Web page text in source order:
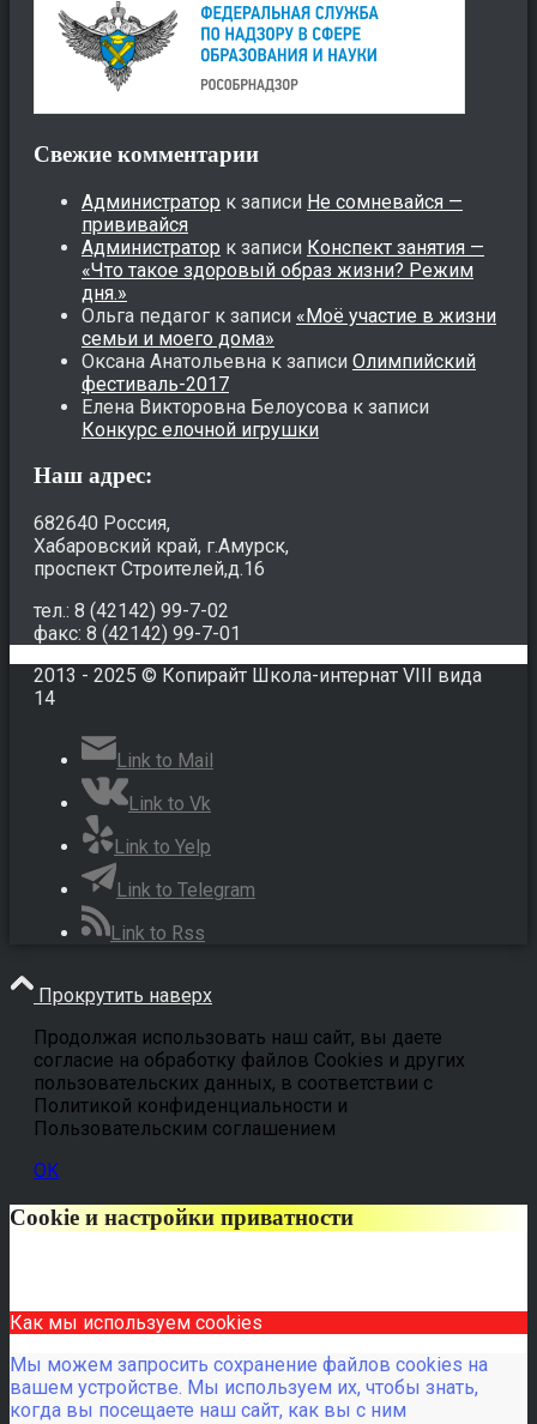
Свежие комментарии
Администратор к записи Не сомневайся —
прививайся
Администратор к записи Конспект занятия —
«Что такое здоровый образ жизни? Режим
дня.»
Ольга педагог к записи «Моё участие в жизни
семьи и моего дома»
Оксана Анатольевна к записи Олимпийский
фестиваль-2017
Елена Викторовна Белоусова к записи
Конкурс елочной игрушки
Наш адрес:
682640 Россия,
Хабаровский край, г.Амурск,
проспект Строителей,д.16
тел.: 8 (42142) 99-7-02
факс: 8 (42142) 99-7-01
2013 - 2025 © Копирайт Школа-интернат VIII вида
14
Link to Mail
Link to Vk
Link to Yelp
Link to Telegram
Link to Rss
Прокрутить наверх
Продолжая использовать наш сайт, вы даете
согласие на обработку файлов Cookies и других
пользовательских данных, в соответствии с
Политикой конфиденциальности и
Пользовательским соглашением
OK
Cookie и настройки приватности
Как мы используем cookies
Мы можем запросить сохранение файлов cookies на
вашем устройстве. Мы используем их, чтобы знать,
когда вы посещаете наш сайт, как вы с ним